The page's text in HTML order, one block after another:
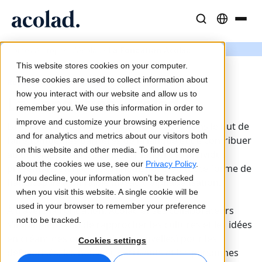
This website stores cookies on your computer.
These cookies are used to collect information about
how you interact with our website and allow us to
remember you. We use this information in order to
improve and customize your browsing experience
and for analytics and metrics about our visitors both
on this website and other media. To find out more
about the cookies we use, see our Privacy Policy.
If you decline, your information won’t be tracked
when you visit this website. A single cookie will be
used in your browser to remember your preference
not to be tracked.
Cookies settings
Traduction
Vitesse de l’IA, précision humaine
Interprétation
Communication fluide, partout
Médias et Divertissement
Donnez vie à vos contenus sur tous les écrans
Conseil et Externalisation
Lia Go
Traductions instantanées conformes à votre marque
Lia Services
Géré par des experts
Lia Live
L'interprétation revisitée
Connectivité
Études de cas
Résultats concrets de nos clients
Articles
Analyses d’experts sur le contenu global
Ebooks
Guides et stratégies approfondis
Webinaires à la demande
À propos d’Acolad
Durabilité
Partenaires
Actualités
Rapprocher les cultures
La Fondation Acolad
La Fondation Acolad a été créée en 2019 dans le but de
faire tomber les barrières de la langue et de contribuer
au développement et à la formation des individus
présentant un handicap linguistique ou toute forme de
handicap lié à un faible niveau d’alphabétisation.
À travers la Fondation, Acolad et ses collaborateurs
s’impliquent afin de rapprocher les cultures et les idées
en créant des opportunités (nouvelles) pour les
défavorisés, les nouveaux arrivants et les personnes